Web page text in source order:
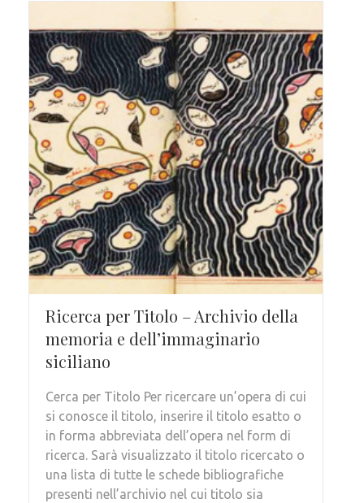
Ricerca per Titolo – Archivio della
memoria e dell’immaginario
siciliano
Cerca per Titolo Per ricercare un’opera di cui
si conosce il titolo, inserire il titolo esatto o
in forma abbreviata dell’opera nel form di
ricerca. Sarà visualizzato il titolo ricercato o
una lista di tutte le schede bibliografiche
presenti nell’archivio nel cui titolo sia